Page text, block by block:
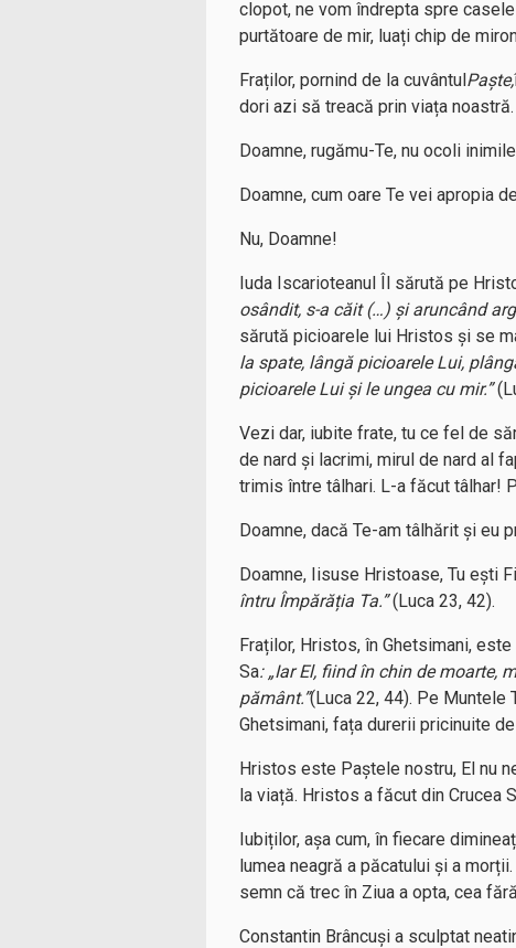
clopot, ne vom îndrepta spre
purtătoare de mir, luați chip de
Fraților, pornind de la cuvântulPaște,
dori azi să treacă prin viața noastră.
Doamne, rugămu-Te, nu ocoli
Doamne, cum oare Te vei apropia
Nu, Doamne!
Iuda Iscarioteanul Îl sărută pe
osândit, s-a căit (…) și aruncând
sărută picioarele lui Hristos și se
la spate, lângă picioarele Lui,
picioarele Lui și le ungea cu mir.”
Vezi dar, iubite frate, tu ce fel de
de nard și lacrimi, mirul de nard al
trimis între tâlhari. L-a făcut tâlhar!
Doamne, dacă Te-am tâlhărit și eu
Doamne, Iisuse Hristoase, Tu ești
întru Împărăția Ta.”(Luca 23, 42).
Fraților, Hristos, în Ghetsimani,
Sa: „Iar El, fiind în chin de moarte,
pământ.”(Luca 22, 44). Pe Muntele
Ghetsimani, fața durerii pricinuite
Hristos este Paștele nostru, El nu
la viață. Hristos a făcut din Crucea
Iubiților, așa cum, în fiecare
lumea neagră a păcatului și a
semn că trec în Ziua a opta, cea
Constantin Brâncuși a sculptat